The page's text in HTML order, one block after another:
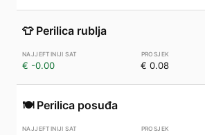
👕 Perilica rublja
€ -0.00 € 0.08
🍽️ Perilica posuđa